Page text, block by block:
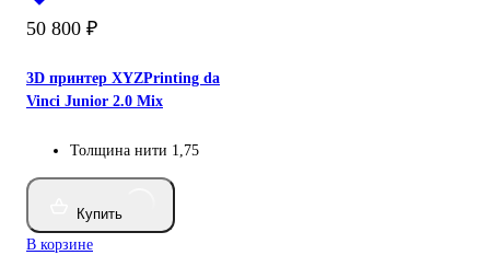
50 800 ₽
3D принтер XYZPrinting da
Vinci Junior 2.0 Mix
Толщина нити 1,75
Купить
В корзине